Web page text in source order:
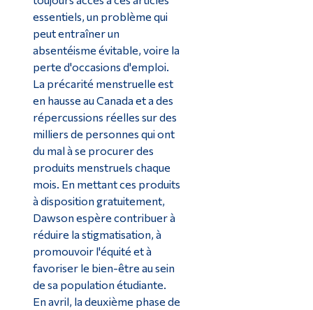
essentiels, un problème qui
peut entraîner un
absentéisme évitable, voire la
perte d'occasions d'emploi.
La précarité menstruelle est
en hausse au Canada et a des
répercussions réelles sur des
milliers de personnes qui ont
du mal à se procurer des
produits menstruels chaque
mois. En mettant ces produits
à disposition gratuitement,
Dawson espère contribuer à
réduire la stigmatisation, à
promouvoir l'équité et à
favoriser le bien-être au sein
de sa population étudiante.
En avril, la deuxième phase de